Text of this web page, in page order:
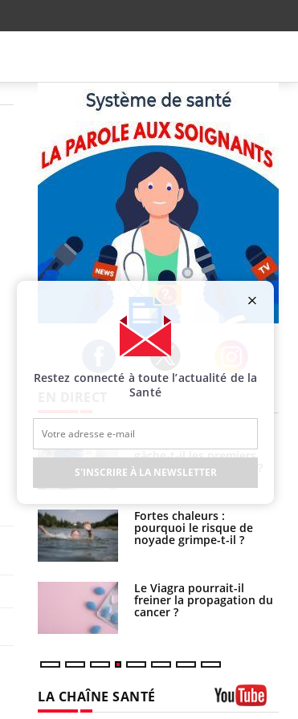
Facebook Twitter Instagram
gâche-t-il les premiers
jours de vos vacances ?
Fortes chaleurs :
pourquoi le risque de
noyade grimpe-t-il ?
Le Viagra pourrait-il
freiner la propagation du
cancer ?
de protéines pourrait
finalement être bénéfique
Grossesse et chaleur : ce
que dit la science
Le smartphone nuit-il à
l'apprentissage de la
lecture ?
LA CHAÎNE SANTÉ
Restez connecté à toute l’actualité de la
Santé
S'INSCRIRE À LA NEWSLETTER